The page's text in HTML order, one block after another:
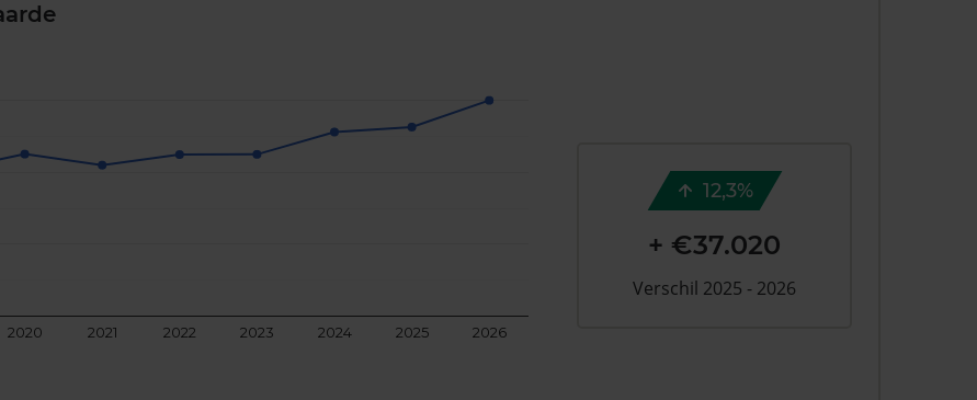
2020 2021 2022 2023 2024 2025 2026
12,3%
+ €37.020
Verschil 2025 - 2026